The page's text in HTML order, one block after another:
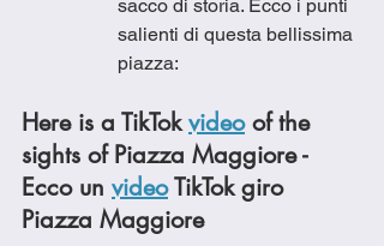
sacco di storia. Ecco i punti
salienti di questa bellissima
piazza:
Here is a TikTok video of the
sights of Piazza Maggiore -
Ecco un video TikTok giro
Piazza Maggiore